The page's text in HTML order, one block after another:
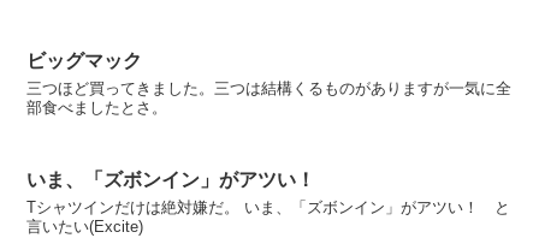
ビッグマック
三つほど買ってきました。三つは結構くるものがありますが一気に全
部食べましたとさ。
いま、「ズボンイン」がアツい！
Tシャツインだけは絶対嫌だ。 いま、「ズボンイン」がアツい！ と
言いたい(Excite)